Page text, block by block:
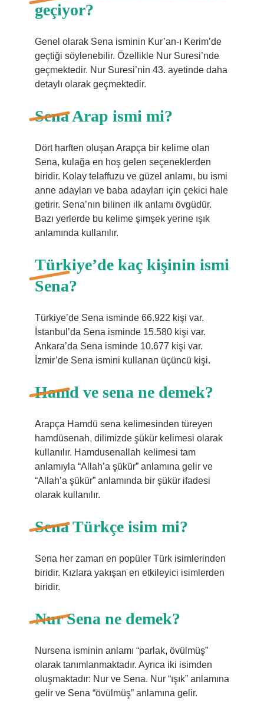
geçiyor?
Genel olarak Sena isminin Kur’an-ı Kerim’de
geçtiği söylenebilir. Özellikle Nur Suresi’nde
geçmektedir. Nur Suresi’nin 43. ayetinde daha
detaylı olarak geçmektedir.
Sena Arap ismi mi?
Dört harften oluşan Arapça bir kelime olan
Sena, kulağa en hoş gelen seçeneklerden
biridir. Kolay telaffuzu ve güzel anlamı, bu ismi
anne adayları ve baba adayları için çekici hale
getirir. Sena’nın bilinen ilk anlamı övgüdür.
Bazı yerlerde bu kelime şimşek yerine ışık
anlamında kullanılır.
Türkiye’de kaç kişinin ismi
Sena?
Türkiye’de Sena isminde 66.922 kişi var.
İstanbul’da Sena isminde 15.580 kişi var.
Ankara’da Sena isminde 10.677 kişi var.
İzmir’de Sena ismini kullanan üçüncü kişi.
Hamd ve sena ne demek?
Arapça Hamdü sena kelimesinden türeyen
hamdüsenah, dilimizde şükür kelimesi olarak
kullanılır. Hamdusenallah kelimesi tam
anlamıyla “Allah’a şükür” anlamına gelir ve
“Allah’a şükür” anlamında bir şükür ifadesi
olarak kullanılır.
Sena Türkçe isim mi?
Sena her zaman en popüler Türk isimlerinden
biridir. Kızlara yakışan en etkileyici isimlerden
biridir.
Nur Sena ne demek?
Nursena isminin anlamı “parlak, övülmüş”
olarak tanımlanmaktadır. Ayrıca iki isimden
oluşmaktadır: Nur ve Sena. Nur “ışık” anlamına
gelir ve Sena “övülmüş” anlamına gelir.